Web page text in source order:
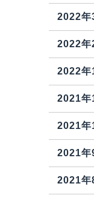
2022年
2022年
2022年
2021年
2021年
2021年
2021年